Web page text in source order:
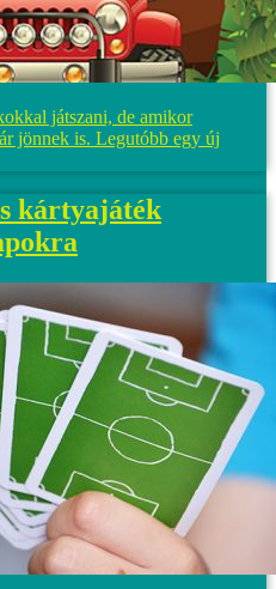
játszani, de amikor
jönnek is. Legutóbb egy új
kártyajáték